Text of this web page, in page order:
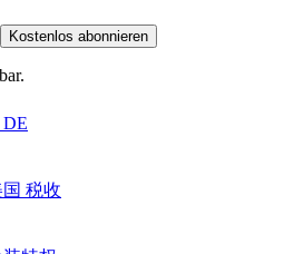
税收
Kostenlos abonnieren